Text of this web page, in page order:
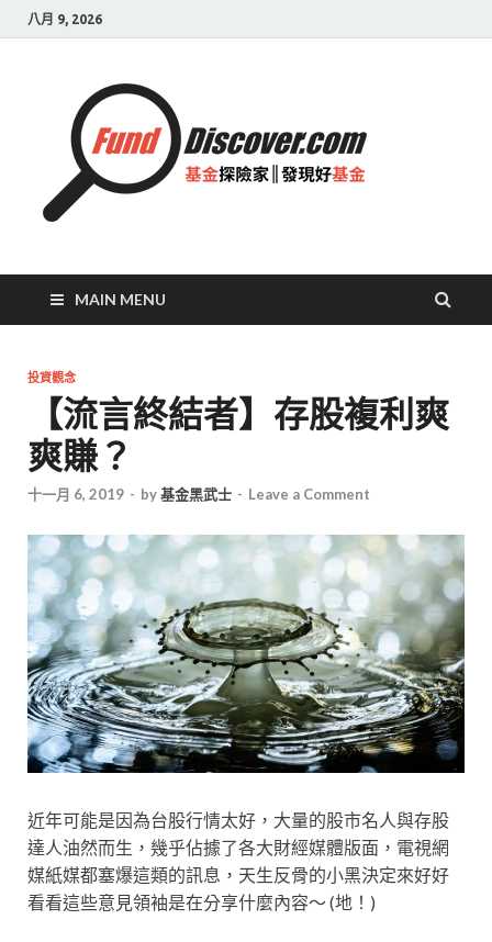
八月 9, 2026
發現
好基
MAIN MENU
投資觀念
【流言終結者】存股複利爽
爽賺？
十一月 6, 2019 - by基金黑武士 - Leave a Comment
近年可能是因為台股行情太好，大量的股市名人與存股
達人油然而生，幾乎佔據了各大財經媒體版面，電視網
媒紙媒都塞爆這類的訊息，天生反骨的小黑決定來好好
看看這些意見領袖是在分享什麼內容～ (地！)